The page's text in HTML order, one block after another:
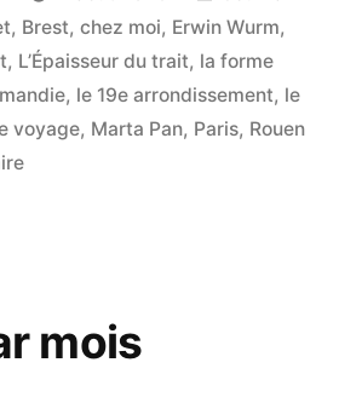
dans
, Brest, chez moi, Erwin Wurm,
, L’Épaisseur du trait, la forme
, le 19e arrondissement, le
voyage, Marta Pan, Paris, Rouen
sur
mois